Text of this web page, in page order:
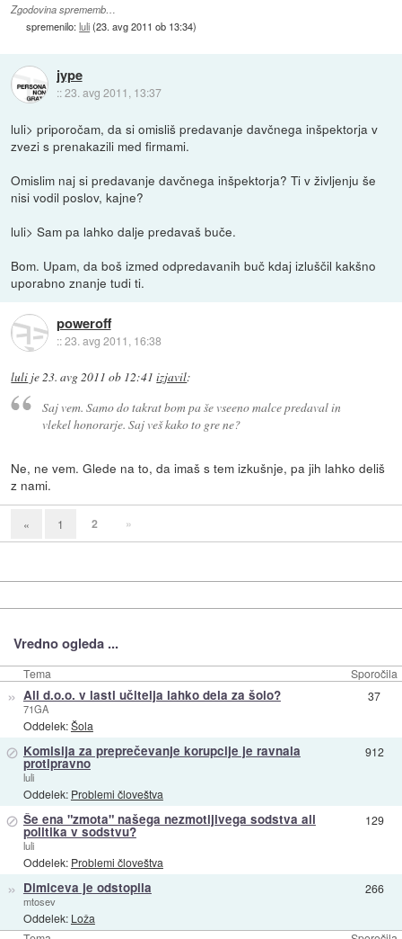
Zgodovina sprememb…
spremenilo:luli(23. avg 2011 ob 13:34)
jype
::23. avg 2011, 13:37
luli> priporočam, da si omisliš predavanje davčnega inšpektorja v
zvezi s prenakazili med firmami.
Omislim naj si predavanje davčnega inšpektorja? Ti v življenju še
nisi vodil poslov, kajne?
luli> Sam pa lahko dalje predavaš buče.
Bom. Upam, da boš izmed odpredavanih buč kdaj izluščil kakšno
uporabno znanje tudi ti.
poweroff
::23. avg 2011, 16:38
luli je23. avg 2011 ob 12:41 izjavil:
Saj vem. Samo do takrat bom pa še vseeno malce predaval in
vlekel honorarje. Saj veš kako to gre ne?
Ne, ne vem. Glede na to, da imaš s tem izkušnje, pa jih lahko deliš
z nami.
« 1 2 »
Vredno ogleda ...
Tema Sporočila
» Ali d.o.o. v lasti učitelja lahko dela za šolo?
71GA
Oddelek:Šola
37
⊘ Komisija za preprečevanje korupcije je ravnala
protipravno
luli
Oddelek: Problemi človeštva
912
⊘ Še ena "zmota" našega nezmotljivega sodstva ali
politika v sodstvu?
luli
Oddelek: Problemi človeštva
129
» Dimiceva je odstopila
mtosev
Oddelek: Loža
266